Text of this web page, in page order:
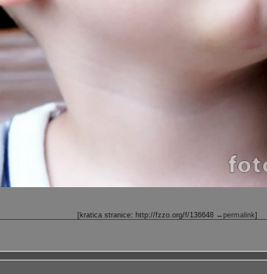
[kratica stranice: http://fzzo.org/f/136648 ←permalink]